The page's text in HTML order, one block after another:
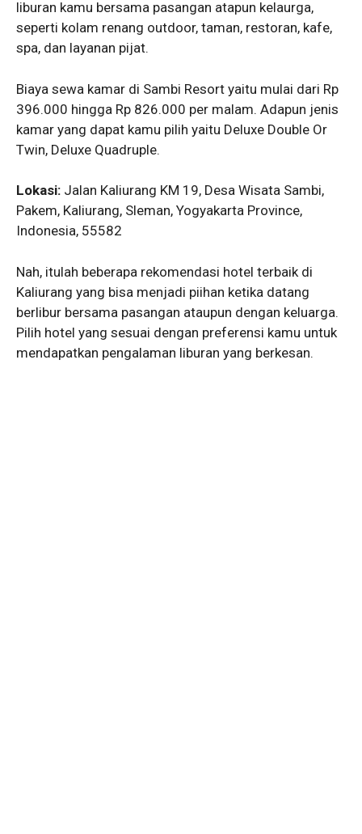
liburan kamu bersama pasangan atapun kelaurga,
seperti kolam renang outdoor, taman, restoran, kafe,
spa, dan layanan pijat.
Biaya sewa kamar di Sambi Resort yaitu mulai dari Rp
396.000 hingga Rp 826.000 per malam. Adapun jenis
kamar yang dapat kamu pilih yaitu Deluxe Double Or
Twin, Deluxe Quadruple.
Lokasi: Jalan Kaliurang KM 19, Desa Wisata Sambi,
Pakem, Kaliurang, Sleman, Yogyakarta Province,
Indonesia, 55582
Nah, itulah beberapa rekomendasi hotel terbaik di
Kaliurang yang bisa menjadi piihan ketika datang
berlibur bersama pasangan ataupun dengan keluarga.
Pilih hotel yang sesuai dengan preferensi kamu untuk
mendapatkan pengalaman liburan yang berkesan.